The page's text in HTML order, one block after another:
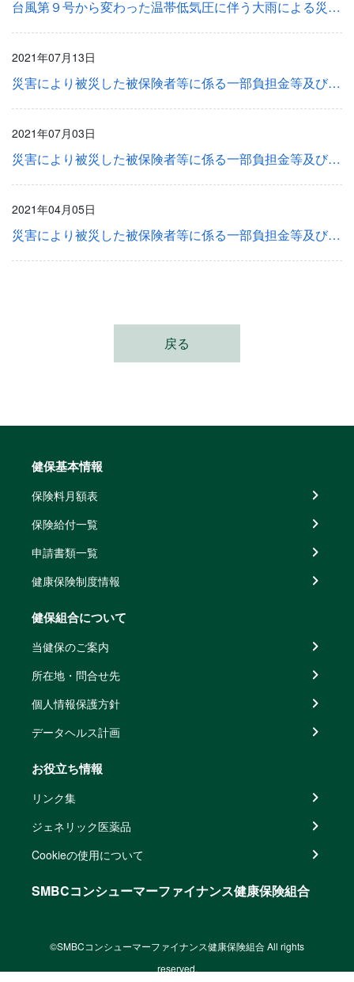
台風第９号から変わった温帯低気圧に伴う大雨による災害の被災者に係る被保険者証等の提示等について
2021年07月13日
災害により被災した被保険者等に係る一部負担金等及び健康保険料の取扱い等について
2021年07月03日
災害により被災した被保険者等に係る一部負担金等及び健康保険料の取扱い等について
2021年04月05日
災害により被災した被保険者等に係る一部負担金等及び健康保険料の取扱い等について
戻る
健保基本情報
保険料月額表
保険給付一覧
申請書類一覧
健康保険制度情報
健保組合について
当健保のご案内
所在地・問合せ先
個人情報保護方針
データヘルス計画
お役立ち情報
リンク集
ジェネリック医薬品
Cookieの使用について
SMBCコンシューマーファイナンス健康保険組合
©SMBCコンシューマーファイナンス健康保険組合 All rights
reserved.